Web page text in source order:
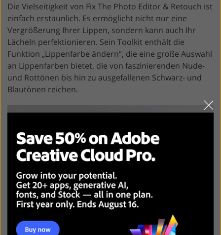
Die Vielseitigkeit von Fix The Photo Editor & Retouch ist
einfach erstaunlich. Es ermöglicht nicht nur eine
Vergrößerung Ihrer Lippen, sondern kann auch Ihr
Lächeln perfektionieren. Sein Toolkit enthält die
Funktion „Lippenfarbe ändern“, die eine große Auswahl
an Lippenfarben bietet, die von faszinierenden Nude-
und Rottönen bis hin zu ausgefallenen Schwarz- und
Blautönen reichen.